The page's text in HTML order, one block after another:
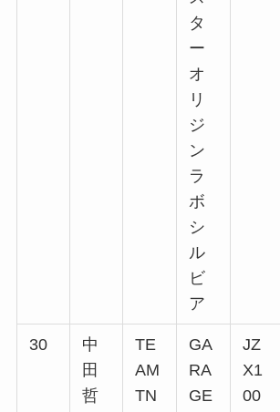
タ
ー
オ
リ
ジ
ン
ラ
ボ
シ
ル
ビ
ア
30
中
田
哲
TE
AM
TN
GA
RA
GE
JZ
X1
00